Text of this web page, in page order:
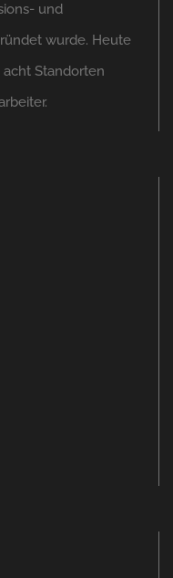
und
wurde. Heute
Standorten